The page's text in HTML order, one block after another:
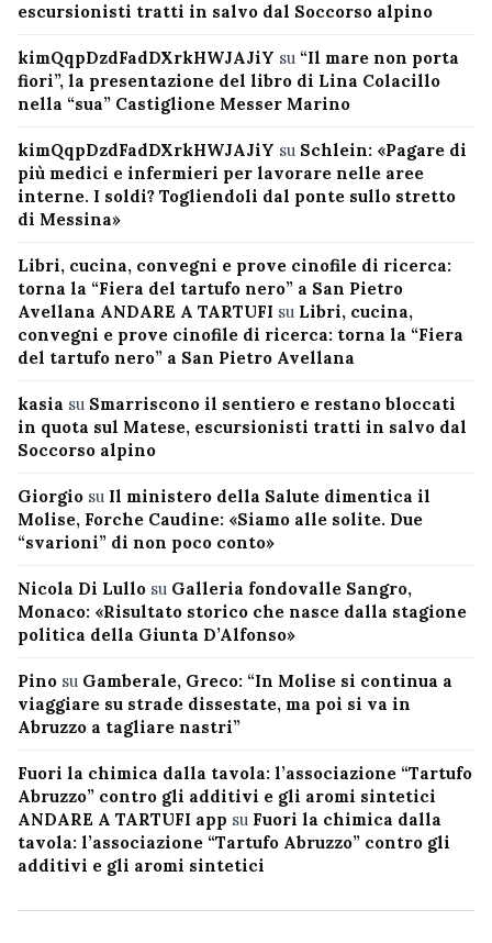
escursionisti tratti in salvo dal Soccorso alpino
kimQqpDzdFadDXrkHWJAJiY su “Il mare non porta
fiori”, la presentazione del libro di Lina Colacillo
nella “sua” Castiglione Messer Marino
kimQqpDzdFadDXrkHWJAJiY su Schlein: «Pagare di
più medici e infermieri per lavorare nelle aree
interne. I soldi? Togliendoli dal ponte sullo stretto
di Messina»
Libri, cucina, convegni e prove cinofile di ricerca:
torna la “Fiera del tartufo nero” a San Pietro
Avellana ANDARE A TARTUFI su Libri, cucina,
convegni e prove cinofile di ricerca: torna la “Fiera
del tartufo nero” a San Pietro Avellana
kasia su Smarriscono il sentiero e restano bloccati
in quota sul Matese, escursionisti tratti in salvo dal
Soccorso alpino
Giorgio su Il ministero della Salute dimentica il
Molise, Forche Caudine: «Siamo alle solite. Due
“svarioni” di non poco conto»
Nicola Di Lullo su Galleria fondovalle Sangro,
Monaco: «Risultato storico che nasce dalla stagione
politica della Giunta D’Alfonso»
Pino su Gamberale, Greco: “In Molise si continua a
viaggiare su strade dissestate, ma poi si va in
Abruzzo a tagliare nastri”
Fuori la chimica dalla tavola: l’associazione “Tartufo
Abruzzo” contro gli additivi e gli aromi sintetici
ANDARE A TARTUFI app su Fuori la chimica dalla
tavola: l’associazione “Tartufo Abruzzo” contro gli
additivi e gli aromi sintetici